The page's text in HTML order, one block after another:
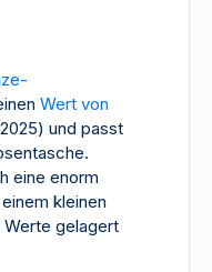
Wert von
und passt
eine enorm
kleinen
gelagert